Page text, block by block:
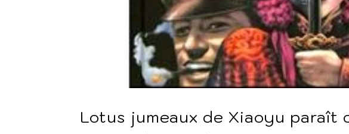
Lotus jumeaux de Xiaoyu paraît